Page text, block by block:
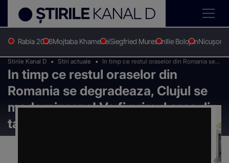
Rabla 2026Mojtaba KhameneiSiegfried MuresanIlie BolojanNicușor
Stirile Kanal D Stiri actuale
In timp ce restul oraselor din Romania se
degradeaza, Clujul se modernizeaza! Va fi
primul oras din tara cu autobuze electrice!
In timp ce restul oraselor din
Romania se degradeaza, Clujul se
modernizeaza! Va fi primul oras din
tara cu autobuze electrice!